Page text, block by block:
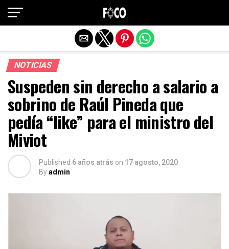
NOTICIAS
Suspeden sin derecho a salario a
sobrino de Raúl Pineda que
pedía “like” para el ministro del
Miviot
Published 6 años atrás on 17 agosto, 2020
Byadmin
Salir de la versión móvil